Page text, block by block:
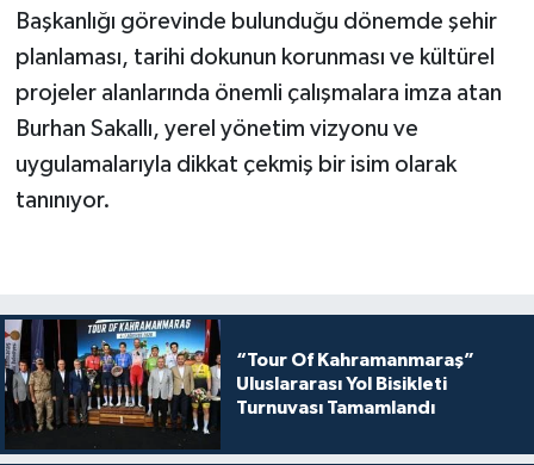
Başkanlığı görevinde bulunduğu dönemde şehir
planlaması, tarihi dokunun korunması ve kültürel
projeler alanlarında önemli çalışmalara imza atan
Burhan Sakallı, yerel yönetim vizyonu ve
uygulamalarıyla dikkat çekmiş bir isim olarak
tanınıyor.
“Tour Of Kahramanmaraş”
Uluslararası Yol Bisikleti
Turnuvası Tamamlandı